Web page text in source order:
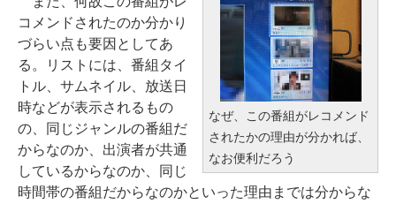
なぜ、この番組がレコメンド
されたかの理由が分かれば、
なお便利だろう
コメンドされたのか分かり
づらい点も要因としてあ
る。リストには、番組タイ
トル、サムネイル、放送日
時などが表示されるもの
の、同じジャンルの番組だ
からなのか、出演者が共通
しているからなのか、同じ
時間帯の番組だからなのかといった理由までは分からな